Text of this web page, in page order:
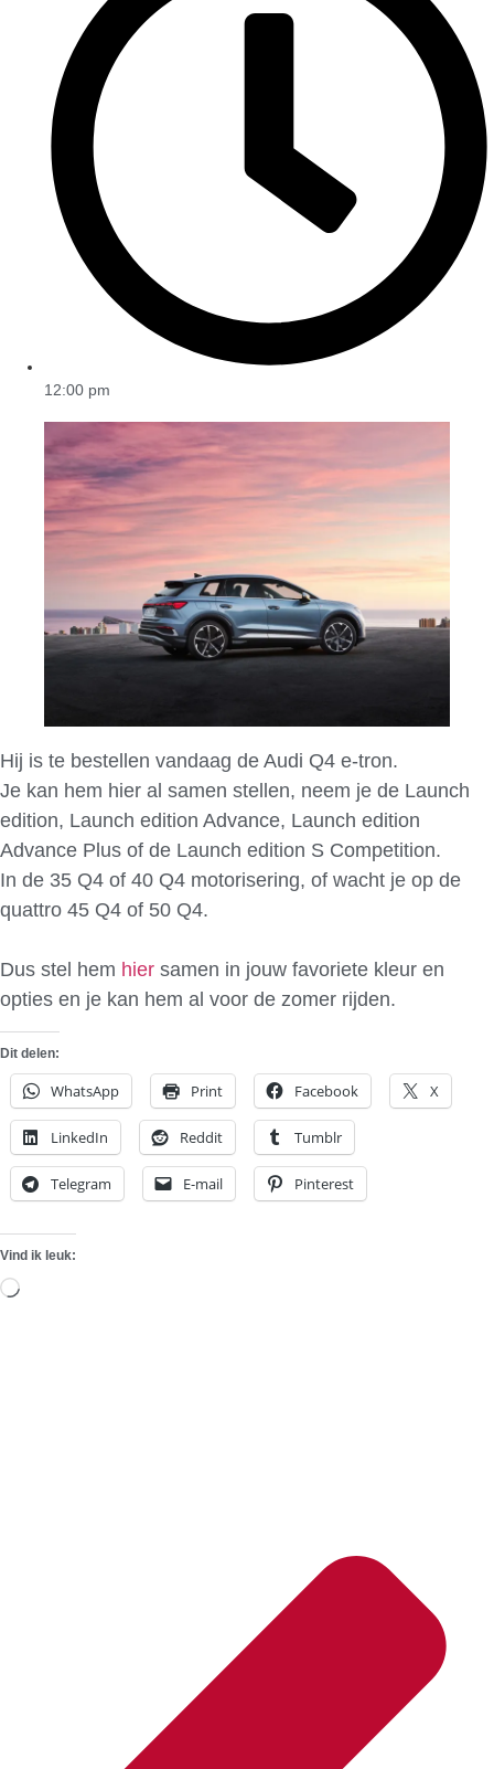
12:00 pm
Hij is te bestellen vandaag de Audi Q4 e-tron.
Je kan hem hier al samen stellen, neem je de Launch
edition, Launch edition Advance, Launch edition
Advance Plus of de Launch edition S Competition.
In de 35 Q4 of 40 Q4 motorisering, of wacht je op de
quattro 45 Q4 of 50 Q4.
Dus stel hem hier samen in jouw favoriete kleur en
opties en je kan hem al voor de zomer rijden.
Dit delen:
WhatsApp Print Facebook X
LinkedIn Reddit Tumblr
Telegram E-mail Pinterest
Vind ik leuk:
Aan